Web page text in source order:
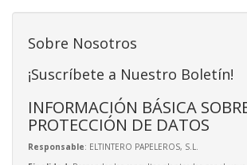
Sobre Nosotros
¡Suscríbete a Nuestro Boletín!
INFORMACIÓN BÁSICA
PROTECCIÓN DE DATOS
Responsable: ELTINTERO PAPELEROS, S.L.